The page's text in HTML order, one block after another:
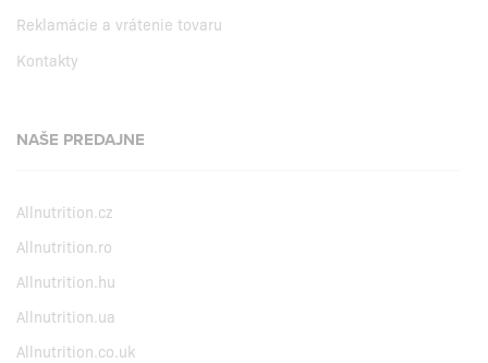
Reklamácie a vrátenie tovaru
Kontakty
NAŠE PREDAJNE
Allnutrition.cz
Allnutrition.ro
Allnutrition.hu
Allnutrition.ua
Allnutrition.co.uk